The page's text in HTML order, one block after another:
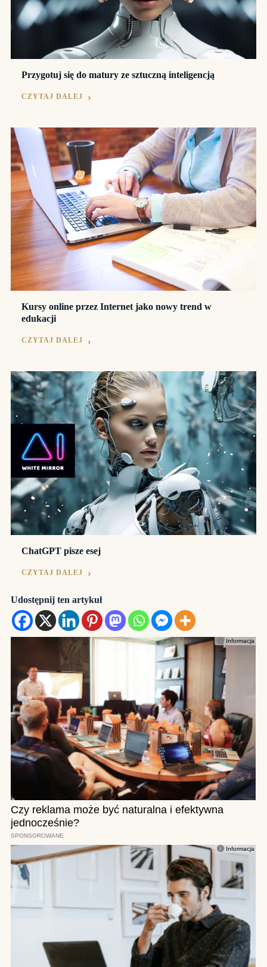
Przygotuj się do matury ze sztuczną inteligencją
CZYTAJ DALEJ
Kursy online przez Internet jako nowy trend w
edukacji
CZYTAJ DALEJ
ChatGPT pisze esej
CZYTAJ DALEJ
Udostępnij ten artykuł